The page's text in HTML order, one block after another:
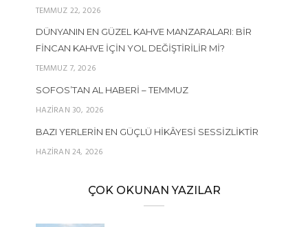
TEMMUZ 22, 2026
DÜNYANIN EN GÜZEL KAHVE MANZARALARI: BIR
FINCAN KAHVE İÇIN YOL DEĞIŞTIRILIR MI?
TEMMUZ 7, 2026
SOFOS’TAN AL HABERI – TEMMUZ
HAZIRAN 30, 2026
BAZI YERLERIN EN GÜÇLÜ HIKÂYESI SESSIZLIKTIR
HAZIRAN 24, 2026
ÇOK OKUNAN YAZILAR